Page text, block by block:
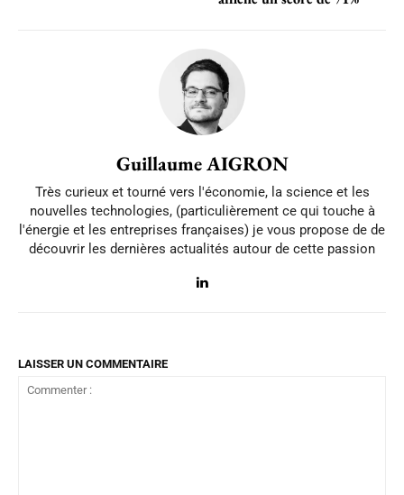
Guillaume AIGRON
Très curieux et tourné vers l'économie, la science et les
nouvelles technologies, (particulièrement ce qui touche à
l'énergie et les entreprises françaises) je vous propose de de
découvrir les dernières actualités autour de cette passion
LAISSER UN COMMENTAIRE